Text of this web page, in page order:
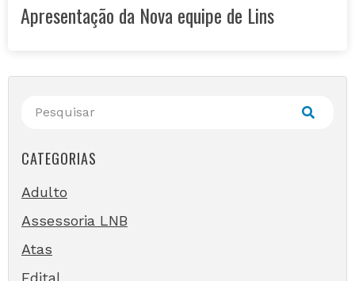
Apresentação da Nova equipe de Lins
CATEGORIAS
Adulto
Assessoria LNB
Atas
Edital